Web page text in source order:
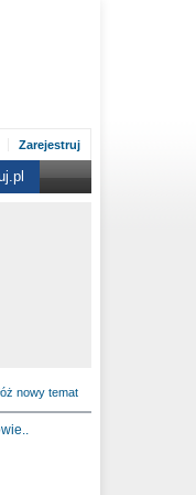
Zarejestruj
nowy temat